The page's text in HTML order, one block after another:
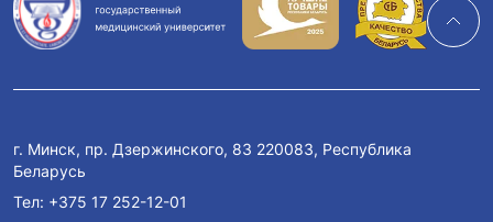
г. Минск, пр. Дзержинского, 83 220083, Республика
Беларусь
Тел: +375 17 252-12-01